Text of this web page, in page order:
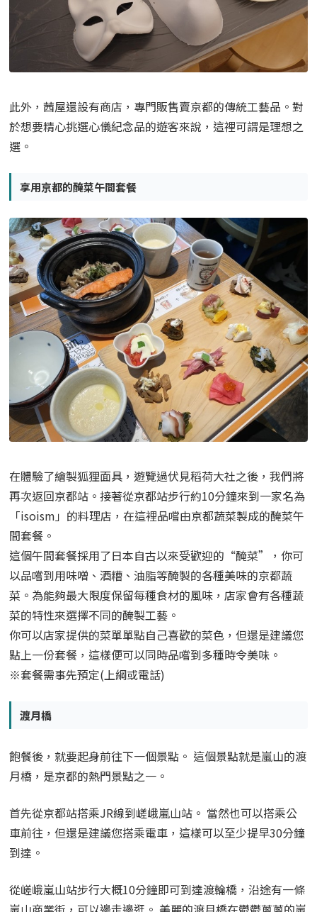
此外，茜屋還設有商店，專門販售賣京都的傳統工藝品。對
於想要精心挑選心儀紀念品的遊客來說，這裡可謂是理想之
選。
享用京都的醃菜午間套餐
在體驗了繪製狐狸面具，遊覽過伏見稻荷大社之後，我們將
再次返回京都站。接著從京都站步行約10分鐘來到一家名為
「isoism」的料理店，在這裡品嚐由京都蔬菜製成的醃菜午
間套餐。
這個午間套餐採用了日本自古以來受歡迎的“醃菜”，你可
以品嚐到用味噌、酒糟、油脂等醃製的各種美味的京都蔬
菜。 為能夠最大限度保留每種食材的風味，店家會有各種蔬
菜的特性來選擇不同的醃製工藝。
你可以店家提供的菜單單點自己喜歡的菜色，但還是建議您
點上一份套餐，這樣便可以同時品嚐到多種時令美味。
※套餐需事先預定(上綱或電話)
渡月橋
飽餐後，就要起身前往下一個景點。 這個景點就是嵐山的渡
月橋，是京都的熱門景點之一。
首先從京都站搭乘JR線到嵯峨嵐山站。 當然也可以搭乘公
車前往，但還是建議您搭乘電車，這樣可以至少提早30分鐘
到達。
從嵯峨嵐山站步行大概10分鐘即可到達渡輪橋，沿途有一條